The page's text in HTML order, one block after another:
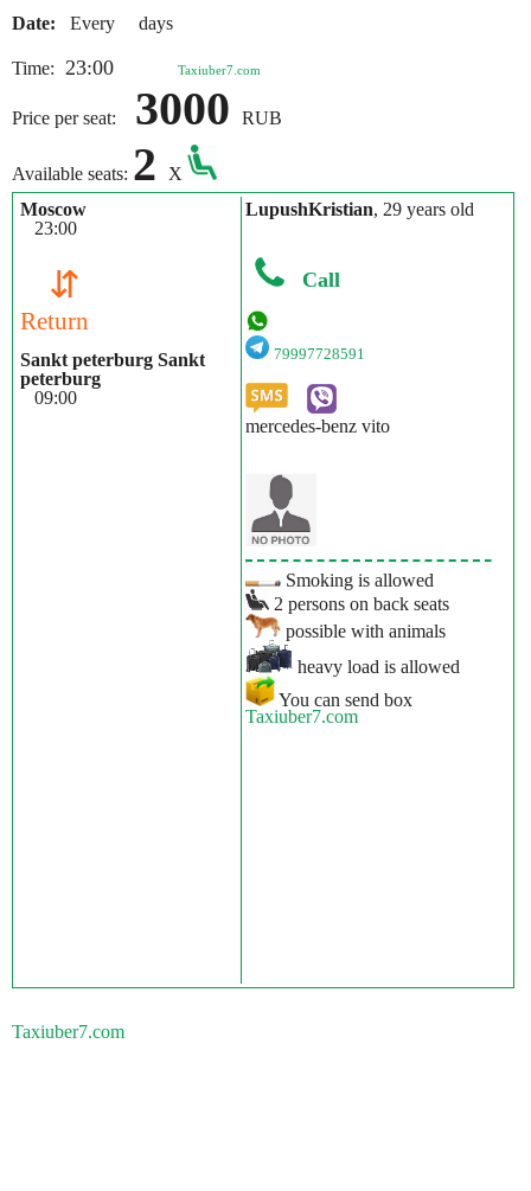
Date: Every days
Time: 23:00 Taxiuber7.com
Price per seat: 3000 RUB
Available seats: 2
X
Moscow
23:00
⇵
Return
Sankt peterburg Sankt
peterburg
09:00
LupushKristian, 29 years old
Call
79997728591
mercedes-benz vito
Smoking is allowed
2 persons on back seats
possible with animals
heavy load is allowed
You can send box
Taxiuber7.com
Taxiuber7.com